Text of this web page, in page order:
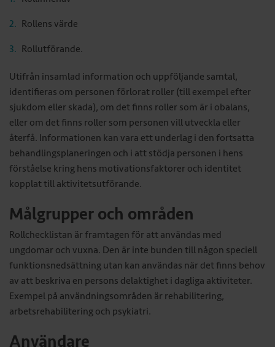
Rollens värde
Rollutförande.
Utifrån insamlad information och uppföljande samtal,
identifieras om personen förlorat roller (till exempel efter
sjukdom eller skada), om det finns roller som är i obalans,
eller om det finns roller som personen vill utveckla eller
återfå. Informationen kan vara ett underlag i den fortsatta
behandlingsplaneringen och i att stödja personen i hens
förståelse kring hens motivationsfaktorer och identitet
kopplat till aktivitetsutförande.
Målgrupper och områden
Rollchecklistan är framtagen för att användas med
ungdomar och vuxna. Den är inte bunden till någon speciell
funktionsnedsättning utan kan användas när det finns behov
av att beskriva en persons delaktighet i dagliga aktiviteter.
Exempel på användningsområden är rehabilitering,
arbetsrehabilitering och psykiatri.
Användare